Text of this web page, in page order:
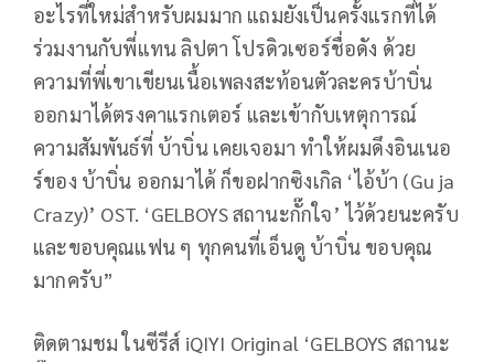
อะไรที่ใหม่สำหรับผมมาก แถมยังเป็นครั้งแรกที่ได้
ร่วมงานกับพี่แทน ลิปตา โปรดิวเซอร์ชื่อดัง ด้วย
ความที่พี่เขาเขียนเนื้อเพลงสะท้อนตัวละครบ้าบิ่น
ออกมาได้ตรงคาแรกเตอร์ และเข้ากับเหตุการณ์
ความสัมพันธ์ที่ บ้าบิ่น เคยเจอมา ทำให้ผมดึงอินเนอ
ร์ของ บ้าบิ่น ออกมาได้ ก็ขอฝากซิงเกิล ‘ไอ้บ้า (Gu ja
Crazy)’ OST. ‘GELBOYS สถานะกั๊กใจ’ ไว้ด้วยนะครับ
และขอบคุณแฟน ๆ ทุกคนที่เอ็นดู บ้าบิ่น ขอบคุณ
มากครับ”
ติดตามชม ในซีรีส์ iQIYI Original ‘GELBOYS สถานะ